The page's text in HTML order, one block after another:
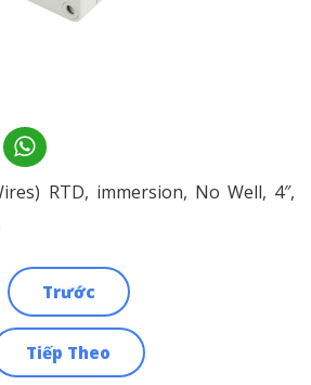
RTD, immersion, No Well, 4″,
Trước
Tiếp Theo